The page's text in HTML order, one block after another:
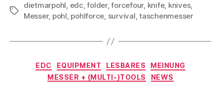
Schlagwörter
dietmarpohl, edc,folder,forcefour, knife, knives,
Messer, pohl, pohlforce, survival,taschenmesser
Kategorien
EDC EQUIPMENT LESBARES
MEINUNG
MESSER + (MULTI-)TOOLS
NEWS